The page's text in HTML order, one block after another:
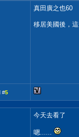
真田廣之也60
移居美國後，
#5
今天去看了
嗯......